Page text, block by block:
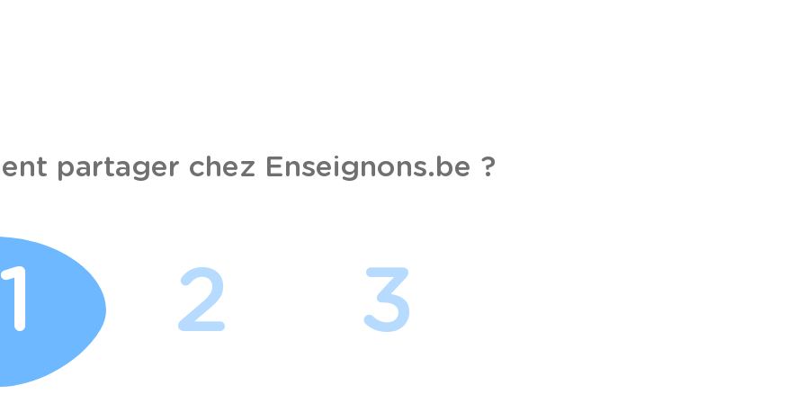
partager chez Enseignons.be ?
1 2 3